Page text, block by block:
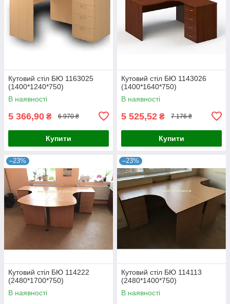
Кутовий стіл БЮ 1163025
(1400*1240*750)
В наявності
5 366,90 ₴ 6 970 ₴
Купити
Кутовий стіл БЮ 1143026
(1400*1640*750)
В наявності
5 525,52 ₴ 7 176 ₴
Купити
–23%
Кутовий стіл БЮ 114222
(2480*1700*750)
В наявності
–23%
Кутовий стіл БЮ 114113
(2480*1400*750)
В наявності